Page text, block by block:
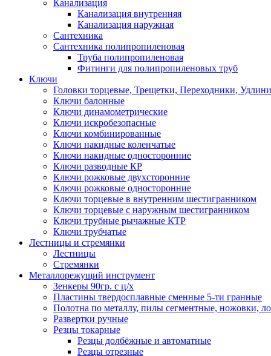
Канализация
Канализация внутренняя
Канализация наружная
Сантехника
Сантехника полипропиленовая
Труба полипропиленовая
Фитинги для полипропиленовых труб
Ключи
Головки торцевые, Трещетки, Переходники,
Ключи балонные
Ключи динамометрические
Ключи искробезопасные
Ключи комбинированные
Ключи накидные коленчатые
Ключи накидные односторонние
Ключи разводные КР
Ключи рожковые двухсторонние
Ключи рожковые односторонние
Ключи торцевые в внутренним шестигранником
Ключи торцевые с наружным шестигранником
Ключи трубные рычажные КТР
Ключи трубчатые
Лестницы и стремянки
Лестницы
Стремянки
Металлорежущий инструмент
Зенкеры 90гр. с ц/х
Пластины твердосплавные сменные 5-ти гранные
Полотна по металлу, пилы сегментные, ножовки,
Развертки ручные
Резцы токарные
Резцы долбёжные и автоматные
Резцы отрезные